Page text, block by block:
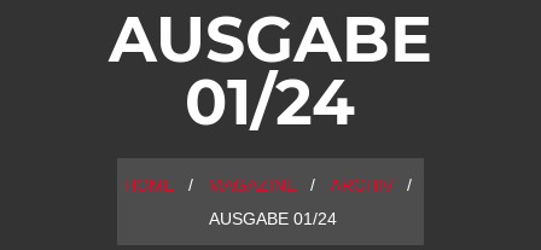
AUSGABE
01/24
HOME / MAGAZINE /ARCHIV /
AUSGABE 01/24